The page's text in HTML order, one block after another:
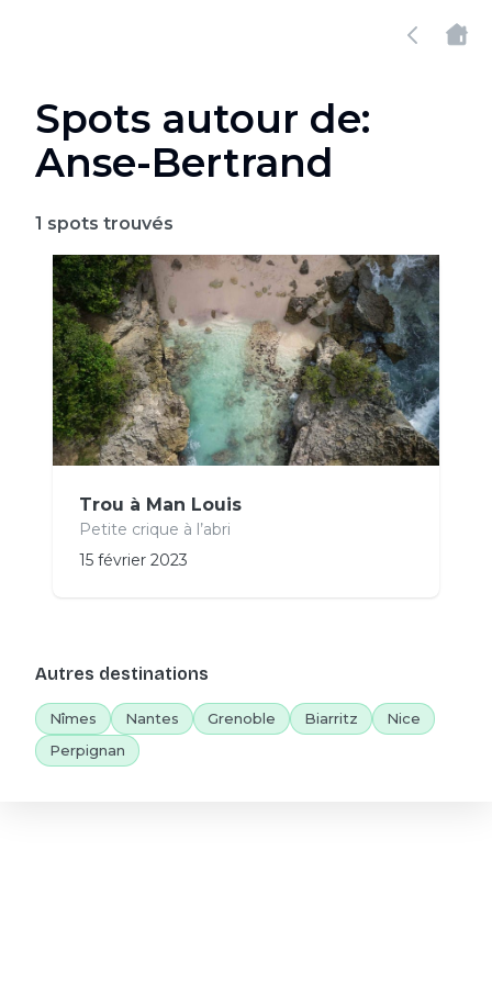
Spots autour de:
Anse-Bertrand
1 spots trouvés
Trou à Man Louis
Petite crique à l’abri
15 février 2023
Autres destinations
Nîmes Nantes Grenoble Biarritz
Nice
Perpignan